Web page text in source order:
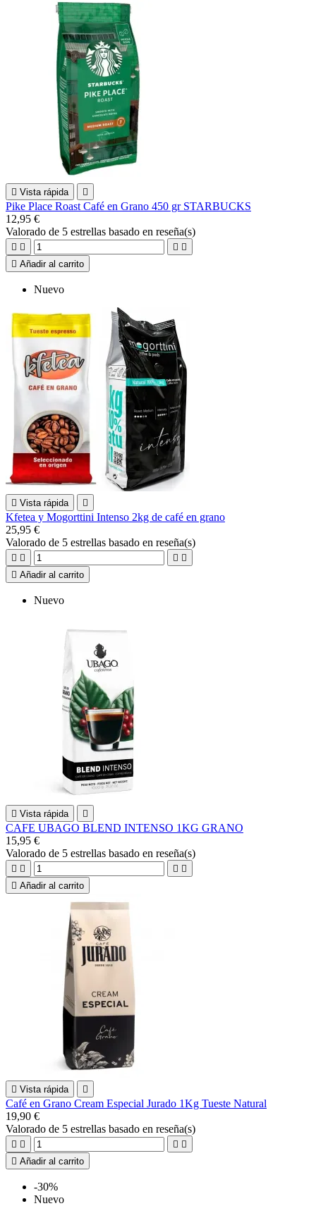
 Vista rápida 
Pike Place Roast Café en Grano 450 gr STARBUCKS
12,95 €
Valorado de 5 estrellas basado en reseña(s)
   
 Añadir al carrito
Nuevo
 Vista rápida 
Kfetea y Mogorttini Intenso 2kg de café en grano
25,95 €
Valorado de 5 estrellas basado en reseña(s)
   
 Añadir al carrito
Nuevo
 Vista rápida 
CAFE UBAGO BLEND INTENSO 1KG GRANO
15,95 €
Valorado de 5 estrellas basado en reseña(s)
   
 Añadir al carrito
 Vista rápida 
Café en Grano Cream Especial Jurado 1Kg Tueste Natural
19,90 €
Valorado de 5 estrellas basado en reseña(s)
   
 Añadir al carrito
-30%
Nuevo